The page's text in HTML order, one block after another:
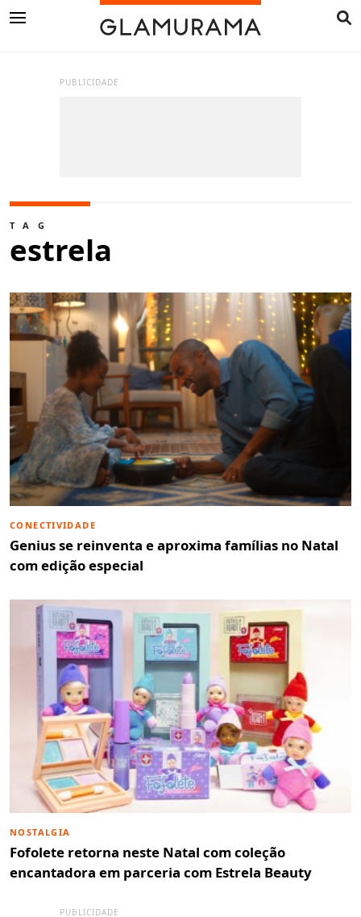
PUBLICIDADE
TAG
estrela
CONECTIVIDADE
Genius se reinventa e aproxima famílias no Natal
com edição especial
NOSTALGIA
Fofolete retorna neste Natal com coleção
encantadora em parceria com Estrela Beauty
PUBLICIDADE